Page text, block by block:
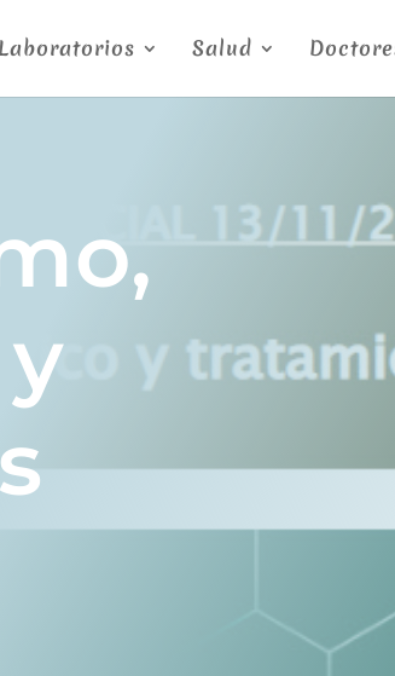
Salud